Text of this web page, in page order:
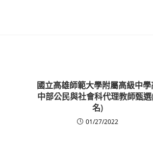
國立高雄師範大學附屬高級中學
中部公民與社會科代理教師甄選
名)
01/27/2022